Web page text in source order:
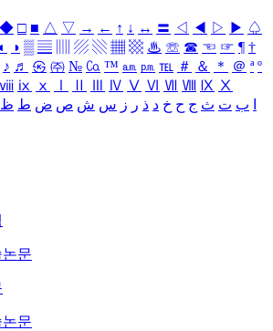
◆ □ ■ △ ▽ → ← ↑ ↓ ↔ 〓 ◁ ◀ ▷ ▶ ♤
◐ ◑ ▒ ▤ ▨ ▧ ▦ ▩ ♨ ☏ ☎ ☜ ☞ ¶ †
♪ ♬ ㉿ ㈜ № ㏇ ™ ㏂ ㏘ ℡ ＃ ＆ ＊ ＠ ª º
ⅷ ⅸ ⅹ Ⅳ Ⅴ Ⅵ Ⅶ Ⅷ Ⅸ Ⅹ
ب ت ث ج ح خ د ذ ر ز س ش ص ض ط ظ
문
문